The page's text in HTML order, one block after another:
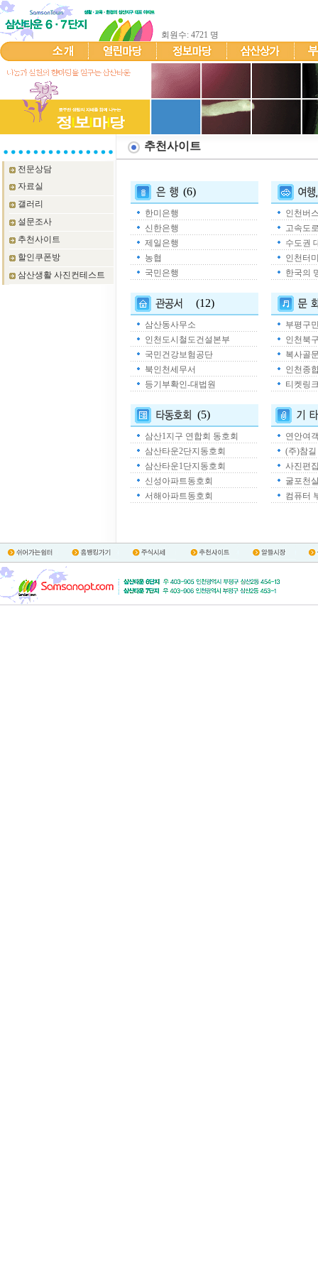
회원수: 4721 명
전문상담
자료실
갤러리
설문조사
추천사이트
할인쿠폰방
삼산생활 사진컨테스트
추천사이트
(6)
한미은행
신한은행
제일은행
농협
국민은행
인천버
고속도
수도권
인천터
한국의
(12)
삼산동사무소
인천도시철도건설본부
국민건강보험공단
북인천세무서
등기부확인-대법원
부평구
인천북
복사골
인천종
티켓링
(5)
삼산1지구 연합회 동호회
삼산타운2단지동호회
삼산타운1단지동호회
신성아파트동호회
서해아파트동호회
연안여
(주)참
사진편
굴포천
컴퓨터